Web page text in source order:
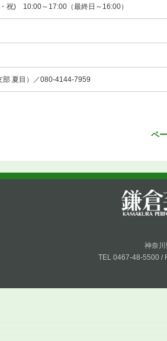
祝) 10:00～17:00（最終日～16:00）
部 夏目）／080-4144-7959
ペ
神奈
TEL 0467-48-5500 /